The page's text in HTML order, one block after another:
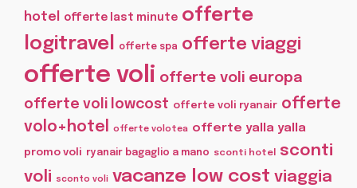
hotel
offerte last minute offerte
logitravel
offerte spa offerte viaggi
offerte voli offerte voli europa
offerte voli lowcost offerte voli ryanair offerte
volo+hotel
offerte volotea offerte yalla yalla
promo voli ryanair bagaglio a mano sconti hotel
sconti
voli
sconto voli vacanze low cost viaggia